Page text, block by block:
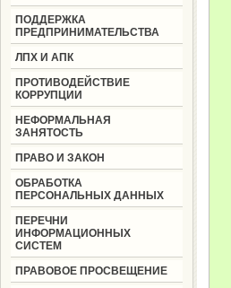
ПОДДЕРЖКА
ПРЕДПРИНИМАТЕЛЬСТВА
ЛПХ И АПК
ПРОТИВОДЕЙСТВИЕ
КОРРУПЦИИ
НЕФОРМАЛЬНАЯ
ЗАНЯТОСТЬ
ПРАВО И ЗАКОН
ОБРАБОТКА
ПЕРСОНАЛЬНЫХ ДАННЫХ
ПЕРЕЧНИ
ИНФОРМАЦИОННЫХ
СИСТЕМ
ПРАВОВОЕ ПРОСВЕЩЕНИЕ